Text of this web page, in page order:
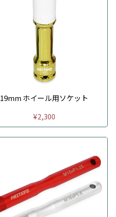
19mm ホイール用ソケット
¥2,300